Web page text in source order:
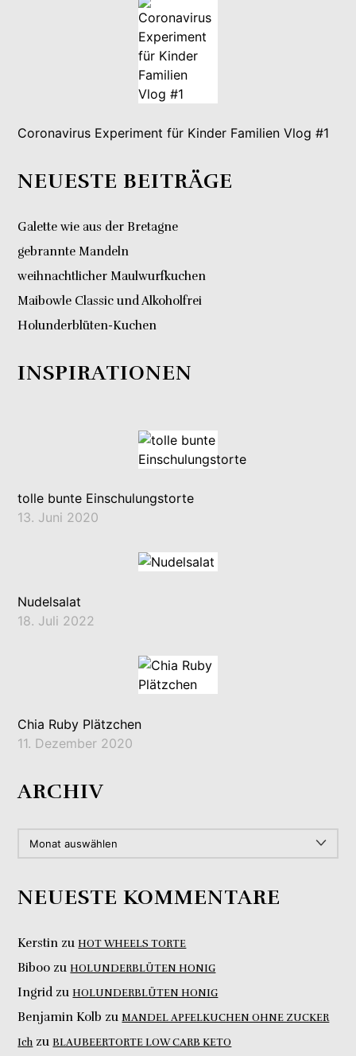
Coronavirus Experiment für Kinder Familien Vlog #1
NEUESTE BEITRÄGE
Galette wie aus der Bretagne
gebrannte Mandeln
weihnachtlicher Maulwurfkuchen
Maibowle Classic und Alkoholfrei
Holunderblüten-Kuchen
INSPIRATIONEN
tolle bunte Einschulungstorte
13. Juni 2020
Nudelsalat
18. Juli 2022
Chia Ruby Plätzchen
11. Dezember 2020
ARCHIV
NEUESTE KOMMENTARE
Kerstin zuHOT WHEELS TORTE
Biboo zuHOLUNDERBLÜTEN HONIG
IngridzuHOLUNDERBLÜTEN HONIG
Benjamin Kolb zuMANDEL APFELKUCHEN OHNE ZUCKER
Ich zuBLAUBEERTORTE LOW CARB KETO